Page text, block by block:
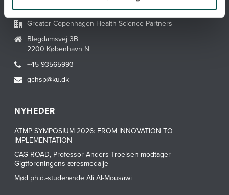
Greater Copenhagen Health Science Partners
Blegdamsvej 3B
2200 København N
+45 93565993
gchsp@ku.dk
NYHEDER
ATMP SYMPOSIUM 2026: FROM INNOVATION TO
IMPLEMENTATION
CAG ROAD, Professor Anders Troelsen modtager
Gigtforeningens æresmedalje
Mød ph.d.-studerende Ali Al-Mousawi